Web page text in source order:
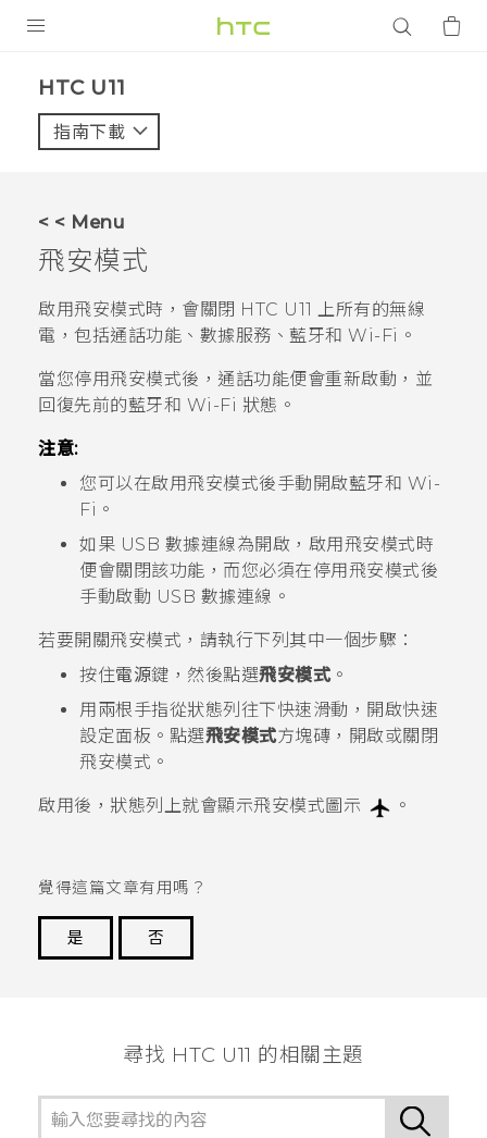
VIVE
應用程式
支援服務
登入
HTC U11‎
指南下載
< < Menu
飛安模式
啟用飛安模式時，會關閉 HTC U11 上所有的無線
電，包括通話功能、數據服務、 藍牙和 Wi-Fi 。
當您停用飛安模式後，通話功能便會重新啟動，並
回復先前的藍牙和 Wi-Fi 狀態。
注意:
您可以在啟用飛安模式後手動開啟藍牙和 Wi-
Fi 。
如果 USB 數據連線為開啟，啟用飛安模式時
便會關閉該功能，而您必須在停用飛安模式後
手動啟動 USB 數據連線。
若要開關飛安模式，請執行下列其中一個步驟：
按住電源鍵，然後點選飛安模式 。
用兩根手指從狀態列往下快速滑動，開啟快速
設定面板。點選飛安模式方塊磚，開啟或關閉
飛安模式。
啟用後，狀態列上就會顯示飛安模式圖示 。
覺得這篇文章有用嗎？
是
否
尋找 HTC U11 的相關主題